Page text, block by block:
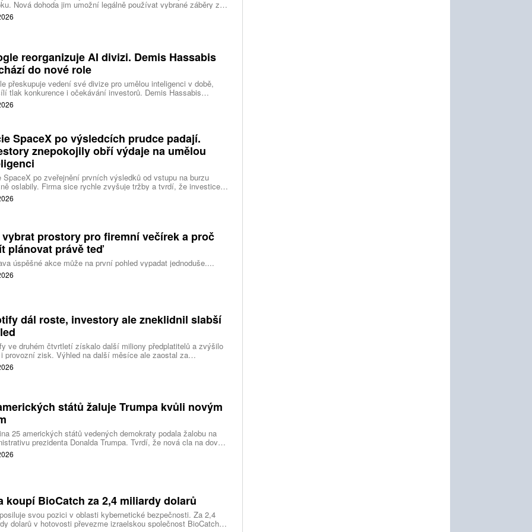
Nová dohoda jim umožní legálně používat vybrané záběry z
studia a sdílet vlastní videa také na platformě Disney Verts.
reorganizuje AI divizi. Demis Hassabis
do nové role
přeskupuje vedení své divize pro umělou inteligenci v době,
tlak konkurence i očekávání investorů. Demis Hassabis
každodenní řízení DeepMind a zaměří se na vývoj pokročilé
inteligence i její dopad na společnost.
SpaceX po výsledcích prudce padají.
znepokojily obří výdaje na umělou
SpaceX po zveřejnění prvních výsledků od vstupu na burzu
oslabily. Firma sice rychle zvyšuje tržby a tvrdí, že investice
inteligence se vracejí mnohem rychleji než dříve, investoři ale
zda je tempo rekordních výdajů dlouhodobě udržitelné.
prostory pro firemní večírek a proč
plánovat právě teď
úspěšné akce může na první pohled vypadat jednoduše....
dál roste, investory ale zneklidnil slabší
ve druhém čtvrtletí získalo další miliony předplatitelů a zvýšilo
provozní zisk. Výhled na další měsíce ale zaostal za
a ukázal, že další růst bude vyžadovat vyšší výdaje na
nové služby a umělou inteligenci.
států žaluje Trumpa kvůli novým
25 amerických států vedených demokraty podala žalobu na
prezidenta Donalda Trumpa. Tvrdí, že nová cla na dovoz
zemí překračují pravomoci prezidenta a obcházejí předchozí
amerických soudů.
koupí BioCatch za 2,4 miliardy dolarů
svou pozici v oblasti kybernetické bezpečnosti. Za 2,4
dolarů v hotovosti převezme izraelskou společnost BioCatch,